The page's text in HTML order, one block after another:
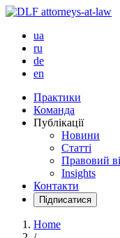
ua
ru
de
en
Практики
Команда
Публікації
Новини
Статті
Правовий
Insights
Контакти
Підписатися
Home